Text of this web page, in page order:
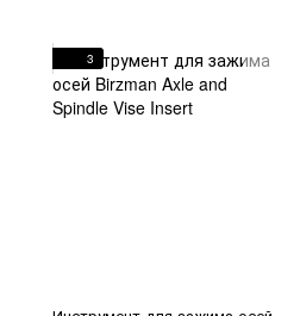
3